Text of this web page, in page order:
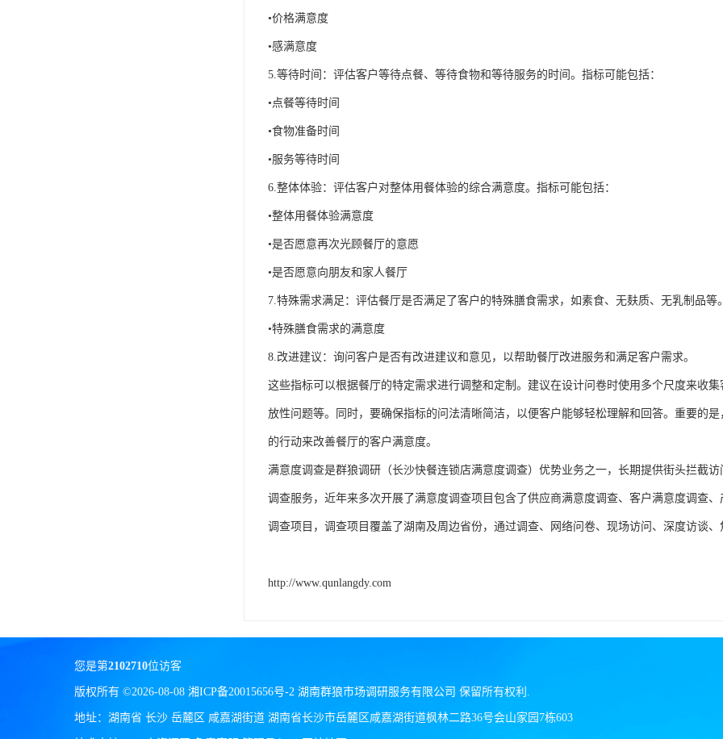
•价格满意度
•感满意度
5.等待时间：评估客户等待点餐、等待食物和等待服务的时间。指标可能包括：
•点餐等待时间
•食物准备时间
•服务等待时间
6.整体体验：评估客户对整体用餐体验的综合满意度。指标可能包括：
•整体用餐体验满意度
•是否愿意再次光顾餐厅的意愿
•是否愿意向朋友和家人餐厅
7.特殊需求满足：评估餐厅是否满足了客户的特殊膳食需求，如素食、无麸质、无乳制品等
•特殊膳食需求的满意度
8.改进建议：询问客户是否有改进建议和意见，以帮助餐厅改进服务和满足客户需求。
这些指标可以根据餐厅的特定需求进行调整和定制。建议在设计问卷时使用多个尺度来收
放性问题等。同时，要确保指标的问法清晰简洁，以便客户能够轻松理解和回答。重要的
的行动来改善餐厅的客户满意度。
满意度调查是群狼调研（长沙快餐连锁店满意度调查）优势业务之一，长期提供街头拦截
调查服务，近年来多次开展了满意度调查项目包含了供应商满意度调查、客户满意度调查
调查项目，调查项目覆盖了湖南及周边省份，通过调查、网络问卷、现场访问、深度访谈、
http://www.qunlangdy.com
您是第2102710位访客
版权所有 ©2026-08-08 湘ICP备20015656号-2 湖南群狼市场调研服务有限公司 保留所有权利.
地址：湖南省 长沙 岳麓区 咸嘉湖街道 湖南省长沙市岳麓区咸嘉湖街道枫林二路36号会山家园7栋603